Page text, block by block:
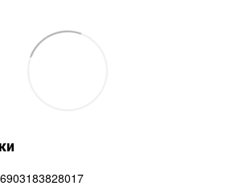
6903183828017